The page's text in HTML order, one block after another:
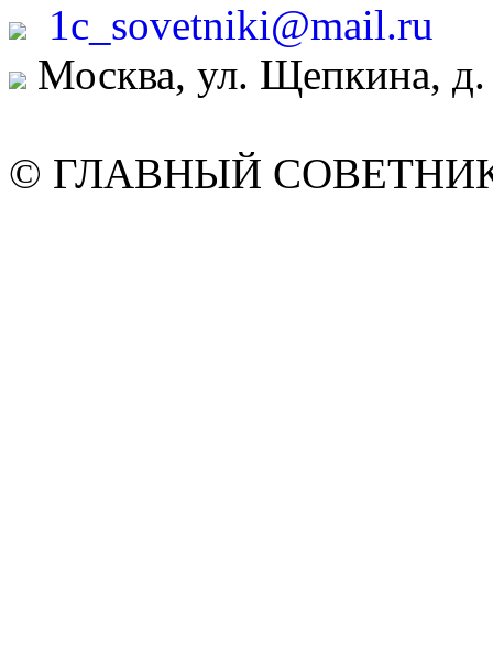
1c_sovetniki@mail.ru
Москва, ул. Щепкина,
© ГЛАВНЫЙ СОВЕТНИК.